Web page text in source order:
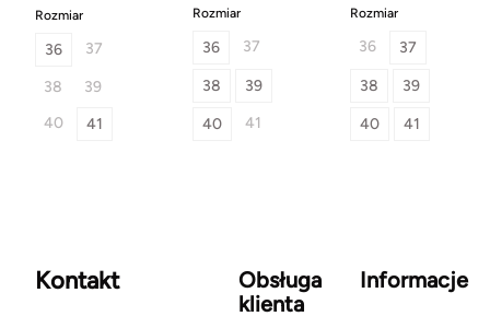
Rozmiar
36 37
38
39
40
41
Rozmiar
36 37
38 39
40 41
Rozmiar
36 37
38 39
40 41
Kontakt
Obsługa
klienta
Informacje